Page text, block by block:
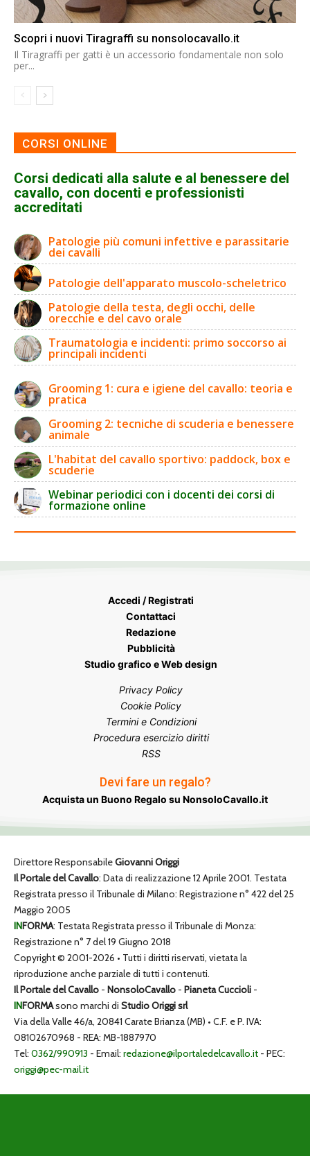
Scopri i nuovi Tiragraffi su nonsolocavallo.it
Il Tiragraffi per gatti è un accessorio fondamentale non solo
per...
CORSI ONLINE
Corsi dedicati alla salute e al benessere del
cavallo, con docenti e professionisti
accreditati
Patologie più comuni infettive e parassitarie
dei cavalli
Patologie dell'apparato muscolo-scheletrico
Patologie della testa, degli occhi, delle
orecchie e del cavo orale
Traumatologia e incidenti: primo soccorso ai
principali incidenti
Grooming 1: cura e igiene del cavallo: teoria e
pratica
Grooming 2: tecniche di scuderia e benessere
animale
L'habitat del cavallo sportivo: paddock, box e
scuderie
Webinar periodici con i docenti dei corsi di
formazione online
Accedi / Registrati
Contattaci
Redazione
Pubblicità
Studio grafico e Web design
Privacy Policy
Cookie Policy
Termini e Condizioni
Procedura esercizio diritti
RSS
Devi fare un regalo?
Acquista un Buono Regalo su NonsoloCavallo.it
Direttore ResponsabileGiovanni Origgi
Il Portale del Cavallo: Data di realizzazione 12 Aprile 2001. Testata
Registrata presso il Tribunale di Milano: Registrazione n° 422 del 25
Maggio 2005
INFORMA: Testata Registrata presso il Tribunale di Monza:
Registrazione n° 7 del 19 Giugno 2018
Copyright © 2001-2026 • Tutti i diritti riservati, vietata la
riproduzione anche parziale di tutti i contenuti.
Il Portale del Cavallo - NonsoloCavallo - Pianeta Cuccioli -
INFORMAsono marchi di Studio Origgi srl
Via della Valle 46/a, 20841 Carate Brianza (MB) • C.F. e P. IVA:
08102670968 - REA: MB-1887970
Tel: 0362/990913 - Email: redazione@ilportaledelcavallo.it - PEC:
origgi@pec-mail.it